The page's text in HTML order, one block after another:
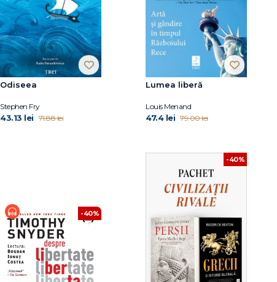
Odiseea
Stephen Fry
43.13 lei 71.88 lei
Lumea liberă
Louis Menand
47.4 lei 79.00 lei
-40%
-40%